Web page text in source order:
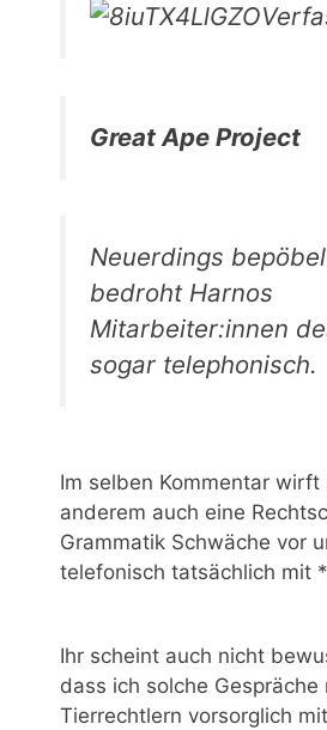
Great Ape Project
Neuerdings
bedroht Harnos
Mitarbeiter:innen
sogar telephonisch.
Im selben Kommentar wirft
anderem auch eine
Grammatik Schwäche vor
telefonisch tatsächlich mit *
Ihr scheint auch nicht
dass ich solche Gespräche
Tierrechtlern vorsorglich